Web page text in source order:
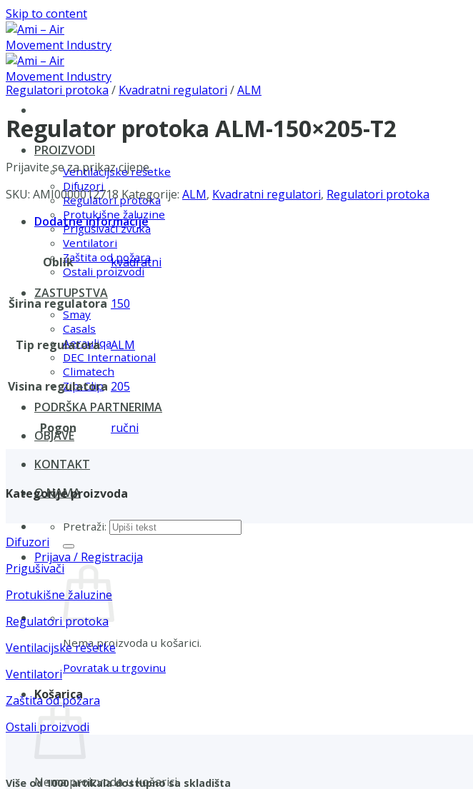
Skip to content
PROIZVODI
Ventilacijske rešetke
Difuzori
Regulatori protoka
Protukišne žaluzine
Prigušivači zvuka
Ventilatori
Zaštita od požara
Ostali proizvodi
ZASTUPSTVA
Smay
Casals
Aerauliqa
DEC International
Climatech
Zip-Clip
PODRŠKA PARTNERIMA
OBJAVE
KONTAKT
O NAMA
Pretraži:
Prijava / Registracija
Nema proizvoda u košarici.
Povratak u trgovinu
Košarica
Nema proizvoda u košarici.
Regulatori protoka / Kvadratni regulatori /ALM
Regulator protoka ALM-150×205-T2
Prijavite se za prikaz cijene
SKU: AMI0000012718 Kategorije: ALM, Kvadratni regulatori, Regulatori protoka
Dodatne informacije
Oblik kvadratni
Širina regulatora 150
Tip regulatora ALM
Visina regulatora 205
Pogon ručni
Kategorije proizvoda
Difuzori
Prigušivači
Protukišne žaluzine
Regulatori protoka
Ventilacijske rešetke
Ventilatori
Zaštita od požara
Ostali proizvodi
Više od 1000 artikala dostupno sa skladišta